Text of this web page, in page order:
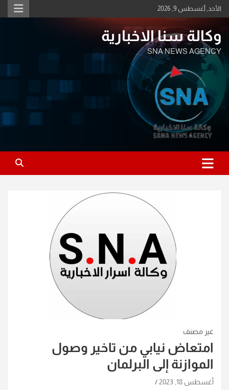
Skip
to
الأحد, أغسطس 9, 2026
وكالة سنا الاخبارية
SNA NEWS AGENCY
غير مصنف
امتعاض نيابي من تاخير وصول
الموازنة إلى البرلمان
أغسطس 18, 2023